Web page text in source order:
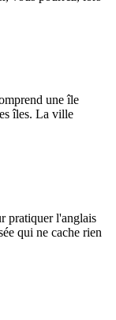
une île
îles. La ville
pratiquer l'anglais
qui ne cache rien